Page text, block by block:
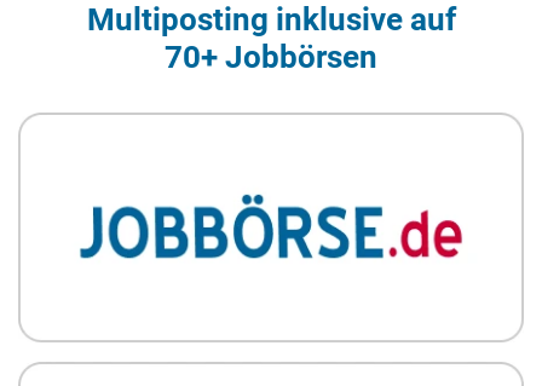
Multiposting inklusive auf
70+ Jobbörsen